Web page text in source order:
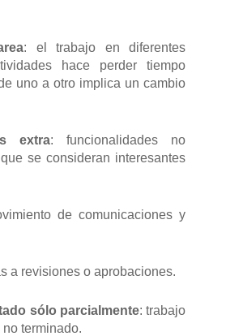
: el trabajo en diferentes
hace perder tiempo
uno a otro implica un cambio
extra: funcionalidades no
se consideran interesantes
de comunicaciones y
a revisiones o aprobaciones.
sólo parcialmente: trabajo
terminado.